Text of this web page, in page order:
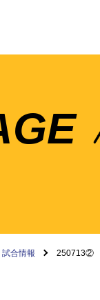
試合情報 250713②